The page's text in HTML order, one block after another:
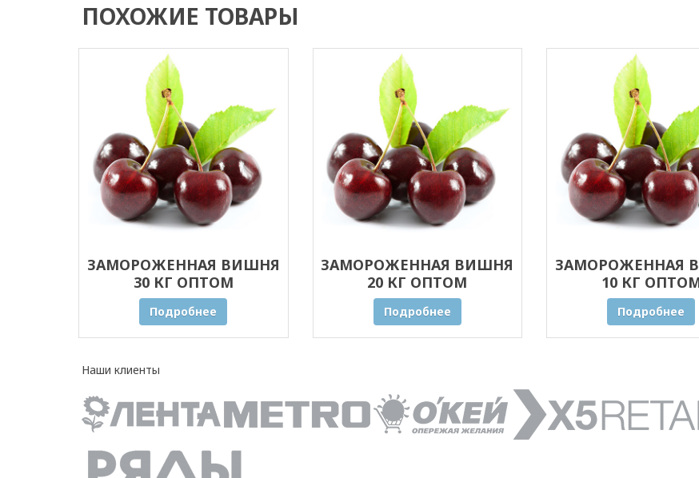
ПОХОЖИЕ ТОВАРЫ
ЗАМОРОЖЕННАЯ ВИШНЯ
30 КГ ОПТОМ
Подробнее
ЗАМОРОЖЕННАЯ ВИШНЯ
20 КГ ОПТОМ
Подробнее
ЗАМОРОЖЕННАЯ
10 КГ
Подробнее
Наши клиенты